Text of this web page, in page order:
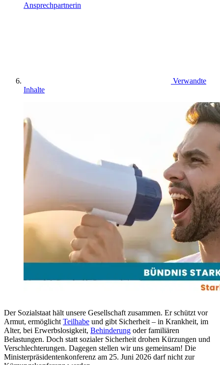
Ansprechpartnerin
Verwandte
Inhalte
Der Sozialstaat hält unsere Gesellschaft zusammen. Er schützt vor
Armut, ermöglicht Teilhabe und gibt Sicherheit – in Krankheit, im
Alter, bei Erwerbslosigkeit, Behinderung oder familiären
Belastungen. Doch statt sozialer Sicherheit drohen Kürzungen und
Verschlechterungen. Dagegen stellen wir uns gemeinsam! Die
Ministerpräsidentenkonferenz am 25. Juni 2026 darf nicht zur